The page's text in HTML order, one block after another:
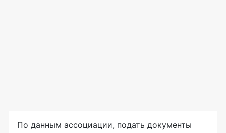
По данным ассоциации, подать документы